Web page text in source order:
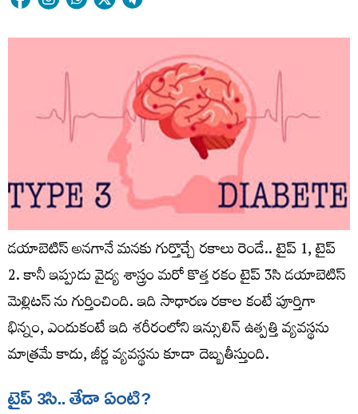
డయాబెటిస్ అనగానే మనకు గుర్తొచ్చే రకాలు రెండే.. టైప్ 1, టైప్
2. కానీ ఇప్పుడు వైద్య శాస్త్రం మరో కొత్త రకం టైప్ 3సి డయాబెటిస్
మెల్లిటస్ ను గుర్తించింది. ఇది సాధారణ రకాల కంటే పూర్తిగా
భిన్నం, ఎందుకంటే ఇది శరీరంలోని ఇన్సులిన్ ఉత్పత్తి వ్యవస్థను
మాత్రమే కాదు, జీర్ణ వ్యవస్థను కూడా దెబ్బతీస్తుంది.
టైప్ 3సి.. తేడా ఏంటి?